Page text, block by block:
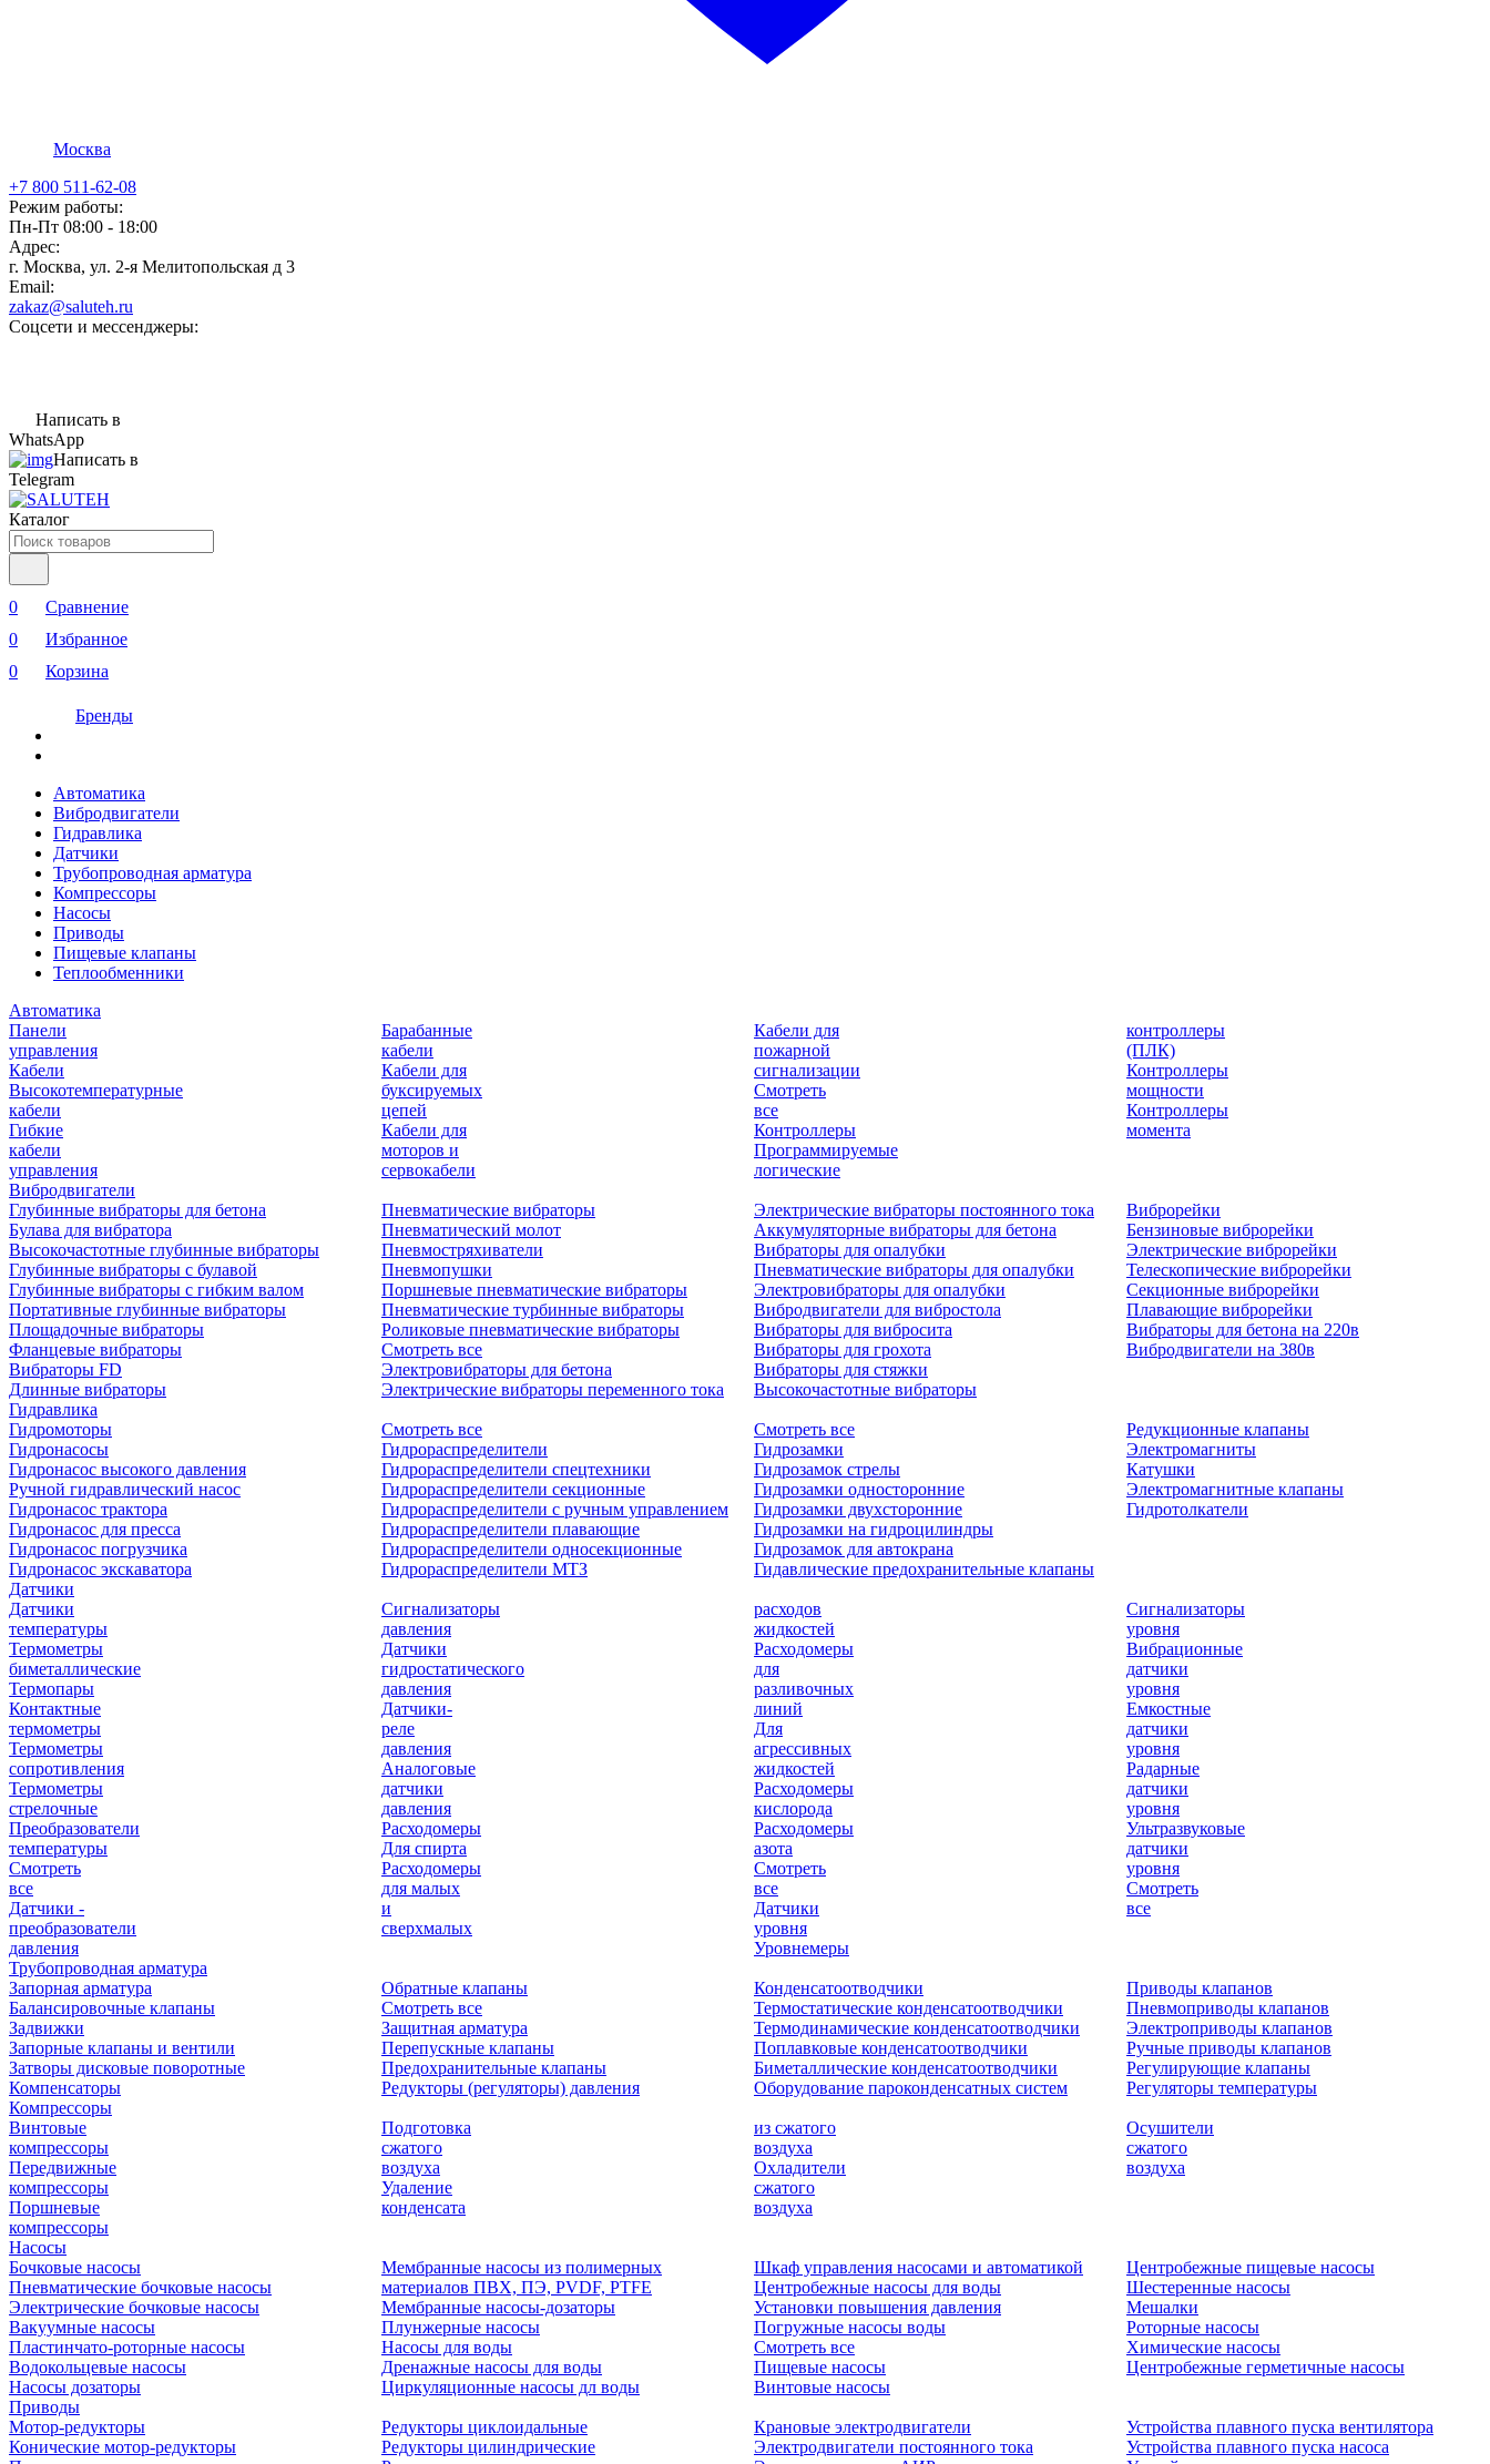
Москва
+7 800 511-62-08
Режим работы:
Пн-Пт 08:00 - 18:00
Адрес:
г. Москва, ул. 2-я Мелитопольская д 3
Email:
zakaz@saluteh.ru
Соцсети и мессенджеры:
Написать в
WhatsApp
Написать в
Telegram
Каталог
0
Сравнение
0
Избранное
0
Корзина
Бренды
Автоматика
Вибродвигатели
Гидравлика
Датчики
Трубопроводная арматура
Компрессоры
Насосы
Приводы
Пищевые клапаны
Теплообменники
Автоматика
Панели
управления
Кабели
Высокотемпературные
кабели
Гибкие
кабели
управления
Барабанные
кабели
Кабели для
буксируемых
цепей
Кабели для
моторов и
сервокабели
Кабели для
пожарной
сигнализации
Смотреть
все
Контроллеры
Программируемые
логические
контроллеры
(ПЛК)
Контроллеры
мощности
Контроллеры
момента
Вибродвигатели
Глубинные вибраторы для бетона
Булава для вибратора
Высокочастотные глубинные вибраторы
Глубинные вибраторы с булавой
Глубинные вибраторы с гибким валом
Портативные глубинные вибраторы
Площадочные вибраторы
Фланцевые вибраторы
Вибраторы FD
Длинные вибраторы
Пневматические вибраторы
Пневматический молот
Пневмостряхиватели
Пневмопушки
Поршневые пневматические вибраторы
Пневматические турбинные вибраторы
Роликовые пневматические вибраторы
Смотреть все
Электровибраторы для бетона
Электрические вибраторы переменного тока
Электрические вибраторы постоянного тока
Аккумуляторные вибраторы для бетона
Вибраторы для опалубки
Пневматические вибраторы для опалубки
Электровибраторы для опалубки
Вибродвигатели для вибростола
Вибраторы для вибросита
Вибраторы для грохота
Вибраторы для стяжки
Высокочастотные вибраторы
Виброрейки
Бензиновые виброрейки
Электрические виброрейки
Телескопические виброрейки
Секционные виброрейки
Плавающие виброрейки
Вибраторы для бетона на 220в
Вибродвигатели на 380в
Гидравлика
Гидромоторы
Гидронасосы
Гидронасос высокого давления
Ручной гидравлический насос
Гидронасос трактора
Гидронасос для пресса
Гидронасос погрузчика
Гидронасос экскаватора
Смотреть все
Гидрораспределители
Гидрораспределители спецтехники
Гидрораспределители секционные
Гидрораспределители с ручным управлением
Гидрораспределители плавающие
Гидрораспределители односекционные
Гидрораспределители МТЗ
Смотреть все
Гидрозамки
Гидрозамок стрелы
Гидрозамки односторонние
Гидрозамки двухсторонние
Гидрозамки на гидроцилиндры
Гидрозамок для автокрана
Гидавлические предохранительные клапаны
Редукционные клапаны
Электромагниты
Катушки
Электромагнитные клапаны
Гидротолкатели
Датчики
Датчики
температуры
Термометры
биметаллические
Термопары
Контактные
термометры
Термометры
сопротивления
Термометры
стрелочные
Преобразователи
температуры
Смотреть
все
Датчики -
преобразователи
давления
Сигнализаторы
давления
Датчики
гидростатического
давления
Датчики-
реле
давления
Аналоговые
датчики
давления
Расходомеры
Для спирта
Расходомеры
для малых
и
сверхмалых
расходов
жидкостей
Расходомеры
для
разливочных
линий
Для
агрессивных
жидкостей
Расходомеры
кислорода
Расходомеры
азота
Смотреть
все
Датчики
уровня
Уровнемеры
Сигнализаторы
уровня
Вибрационные
датчики
уровня
Емкостные
датчики
уровня
Радарные
датчики
уровня
Ультразвуковые
датчики
уровня
Смотреть
все
Трубопроводная арматура
Запорная арматура
Балансировочные клапаны
Задвижки
Запорные клапаны и вентили
Затворы дисковые поворотные
Компенсаторы
Обратные клапаны
Смотреть все
Защитная арматура
Перепускные клапаны
Предохранительные клапаны
Редукторы (регуляторы) давления
Конденсатоотводчики
Термостатические конденсатоотводчики
Термодинамические конденсатоотводчики
Поплавковые конденсатоотводчики
Биметаллические конденсатоотводчики
Оборудование пароконденсатных систем
Приводы клапанов
Пневмоприводы клапанов
Электроприводы клапанов
Ручные приводы клапанов
Регулирующие клапаны
Регуляторы температуры
Компрессоры
Винтовые
компрессоры
Передвижные
компрессоры
Поршневые
компрессоры
Подготовка
сжатого
воздуха
Удаление
конденсата
из сжатого
воздуха
Охладители
сжатого
воздуха
Осушители
сжатого
воздуха
Насосы
Бочковые насосы
Пневматические бочковые насосы
Электрические бочковые насосы
Вакуумные насосы
Пластинчато-роторные насосы
Водокольцевые насосы
Насосы дозаторы
Мембранные насосы из полимерных
материалов ПВХ, ПЭ, PVDF, PTFE
Мембранные насосы-дозаторы
Плунжерные насосы
Насосы для воды
Дренажные насосы для воды
Циркуляционные насосы дл воды
Шкаф управления насосами и автоматикой
Центробежные насосы для воды
Установки повышения давления
Погружные насосы воды
Смотреть все
Пищевые насосы
Винтовые насосы
Центробежные пищевые насосы
Шестеренные насосы
Мешалки
Роторные насосы
Химические насосы
Центробежные герметичные насосы
Приводы
Мотор-редукторы
Конические мотор-редукторы
Редукторы циклоидальные
Редукторы цилиндрические
Крановые электродвигатели
Электродвигатели постоянного тока
Устройства плавного пуска вентилятора
Устройства плавного пуска насоса